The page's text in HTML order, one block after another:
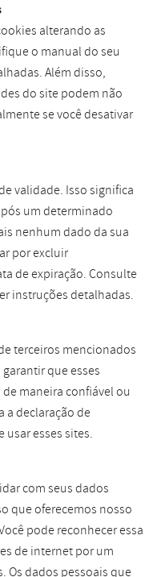
alterando as
o manual do seu
Além disso,
do site podem não
se você desativar
validade. Isso significa
um determinado
nenhum dado da sua
por excluir
de expiração. Consulte
instruções detalhadas.
terceiros mencionados
que esses
maneira confiável ou
a declaração de
usar esses sites.
com seus dados
que oferecemos nosso
pode reconhecer essa
de internet por um
Os dados pessoais que